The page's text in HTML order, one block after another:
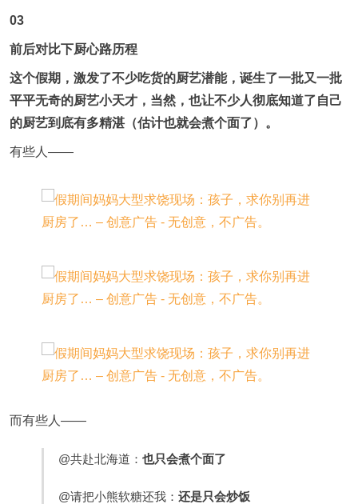
03
前后对比下厨心路历程
这个假期，激发了不少吃货的厨艺潜能，诞生了一批又一批
平平无奇的厨艺小天才，当然，也让不少人彻底知道了自己
的厨艺到底有多精湛（估计也就会煮个面了）。
有些人——
而有些人——
@共赴北海道： 也只会煮个面了
@请把小熊软糖还我： 还是只会炒饭